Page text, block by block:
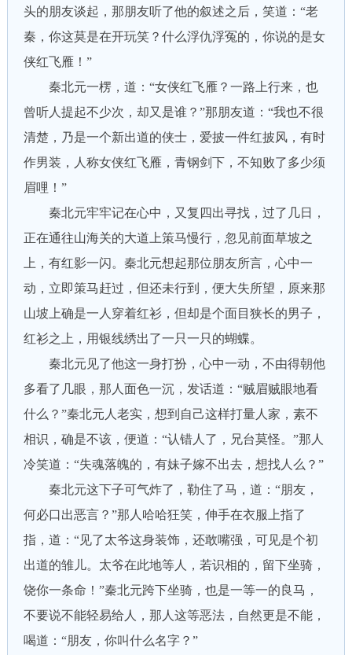
头的朋友谈起，那朋友听了他的叙述之后，笑道：“老
秦，你这莫是在开玩笑？什么浮仇浮冤的，你说的是女
侠红飞雁！”
秦北元一楞，道：“女侠红飞雁？一路上行来，也
曾听人提起不少次，却又是谁？”那朋友道：“我也不很
清楚，乃是一个新出道的侠士，爱披一件红披风，有时
作男装，人称女侠红飞雁，青钢剑下，不知败了多少须
眉哩！”
秦北元牢牢记在心中，又复四出寻找，过了几日，
正在通往山海关的大道上策马慢行，忽见前面草坡之
上，有红影一闪。秦北元想起那位朋友所言，心中一
动，立即策马赶过，但还未行到，便大失所望，原来那
山坡上确是一人穿着红衫，但却是个面目狭长的男子，
红衫之上，用银线绣出了一只一只的蝴蝶。
秦北元见了他这一身打扮，心中一动，不由得朝他
多看了几眼，那人面色一沉，发话道：“贼眉贼眼地看
什么？”秦北元人老实，想到自己这样打量人家，素不
相识，确是不该，便道：“认错人了，兄台莫怪。”那人
冷笑道：“失魂落魄的，有妹子嫁不出去，想找人么？”
秦北元这下子可气炸了，勒住了马，道：“朋友，
何必口出恶言？”那人哈哈狂笑，伸手在衣服上指了
指，道：“见了太爷这身装饰，还敢嘴强，可见是个初
出道的雏儿。太爷在此地等人，若识相的，留下坐骑，
饶你一条命！”秦北元跨下坐骑，也是一等一的良马，
不要说不能轻易给人，那人这等恶法，自然更是不能，
喝道：“朋友，你叫什么名字？”